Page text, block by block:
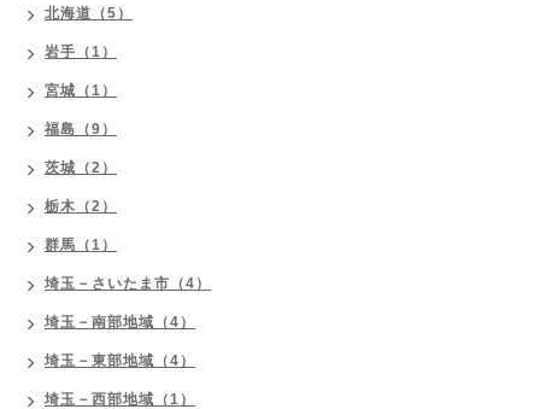
北海道（5）
岩手（1）
宮城（1）
福島（9）
茨城（2）
栃木（2）
群馬（1）
埼玉－さいたま市（4）
埼玉－南部地域（4）
埼玉－東部地域（4）
埼玉－西部地域（1）